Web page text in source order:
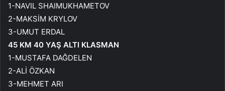
1-NAVIL SHAIMUKHAMETOV
2-MAKSİM KRYLOV
3-UMUT ERDAL
45 KM 40 YAŞ ALTI KLASMAN
1-MUSTAFA DAĞDELEN
2-ALİ ÖZKAN
3-MEHMET ARI